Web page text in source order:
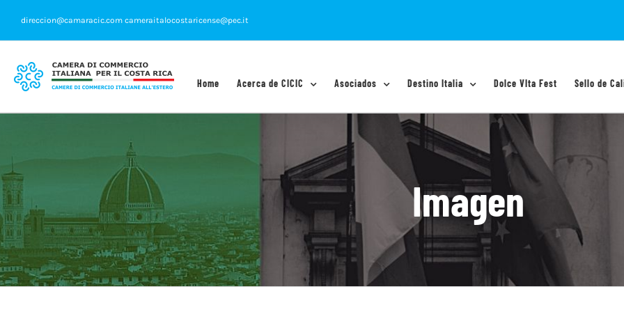
contenido
direccion@camaracic.com cameraitalocostaricense@pec.it
Home Acerca de CICIC Asociados Destino Italia Dolce VIta Fest Sello de
Imagen